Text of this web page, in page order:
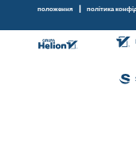
положення | політика